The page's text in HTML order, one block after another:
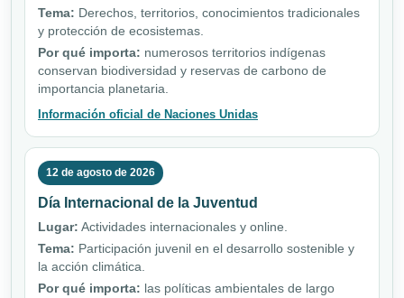
Tema: Derechos, territorios, conocimientos tradicionales
y protección de ecosistemas.
Por qué importa: numerosos territorios indígenas
conservan biodiversidad y reservas de carbono de
importancia planetaria.
Información oficial de Naciones Unidas
12 de agosto de 2026
Día Internacional de la Juventud
Lugar: Actividades internacionales y online.
Tema: Participación juvenil en el desarrollo sostenible y
la acción climática.
Por qué importa: las políticas ambientales de largo